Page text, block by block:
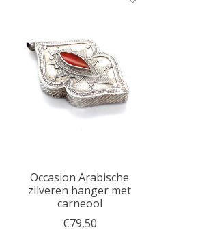
Occasion Arabische
zilveren hanger met
carneool
€79,50